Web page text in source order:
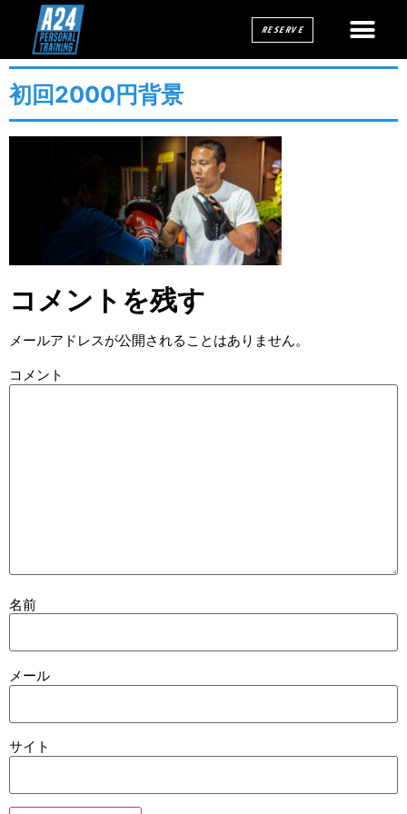
RESERVE
初回2000円背景
コメントを残す
メールアドレスが公開されることはありません。
コメント
名前
メール
サイト